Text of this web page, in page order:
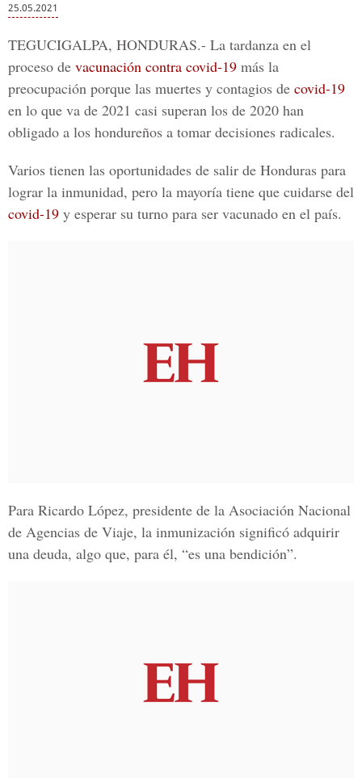
25.05.2021
TEGUCIGALPA, HONDURAS.- La tardanza en el
proceso de vacunación contra covid-19 más la
preocupación porque las muertes y contagios de covid-19
en lo que va de 2021 casi superan los de 2020 han
obligado a los hondureños a tomar decisiones radicales.
Varios tienen las oportunidades de salir de Honduras para
lograr la inmunidad, pero la mayoría tiene que cuidarse del
covid-19 y esperar su turno para ser vacunado en el país.
Para Ricardo López, presidente de la Asociación Nacional
de Agencias de Viaje, la inmunización significó adquirir
una deuda, algo que, para él, “es una bendición”.